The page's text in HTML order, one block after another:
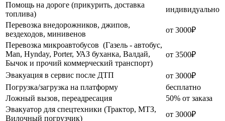
Помощь на дороге (прикурить, доставка
топлива)
индивидуально
Перевозка внедорожников, джипов,
вездеходов, минивенов
от 3000₽
Перевозка микроавтобусов (Газель - автобус,
Man, Hynday, Porter, УАЗ буханка, Валдай,
Бычок и прочий коммерческий транспорт)
от 3500₽
Эвакуация в сервис после ДТП
от 3000₽
Погрузка/загрузка на платформу
бесплатно
Ложный вызов, переадресация
50% от заказа
Эвакуатор для спецтехники (Трактор, МТЗ,
Вилочный погрузчик)
от 3000₽